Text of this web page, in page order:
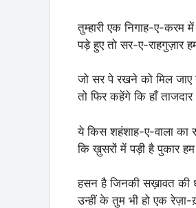
तुम्हारी एक निगाह-ए-करम
पड़े हुए तो सर-ए-राहगुज़ार
जो सर पे रखने को मिल
तो फिर कहेंगे कि हाँ
ये किस शहंशाह-ए-वाला का
कि ख़ुसरों में पड़ी है पुकार
हसन है जिनकी सख़ावत
उन्हीं के तुम भी हो एक रेज़ा-